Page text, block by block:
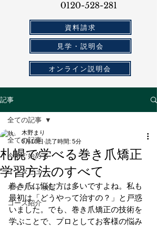
0120-528-281​
資料請求
見学・説明会
オンライン説明会
記事
全ての記事
今すぐ始める
インタビュー
ネイリスト検定
コース紹介
全ての記事
札幌で学べる巻き爪矯正
学習方法のすべて
木野まり
5月10日 読了時間: 5分
巻き爪に悩む方は多いですよね。私も
最初は「どうやって治すの？」と戸惑
いました。でも、巻き爪矯正の技術を
学ぶことで、プロとしてお客様の悩み